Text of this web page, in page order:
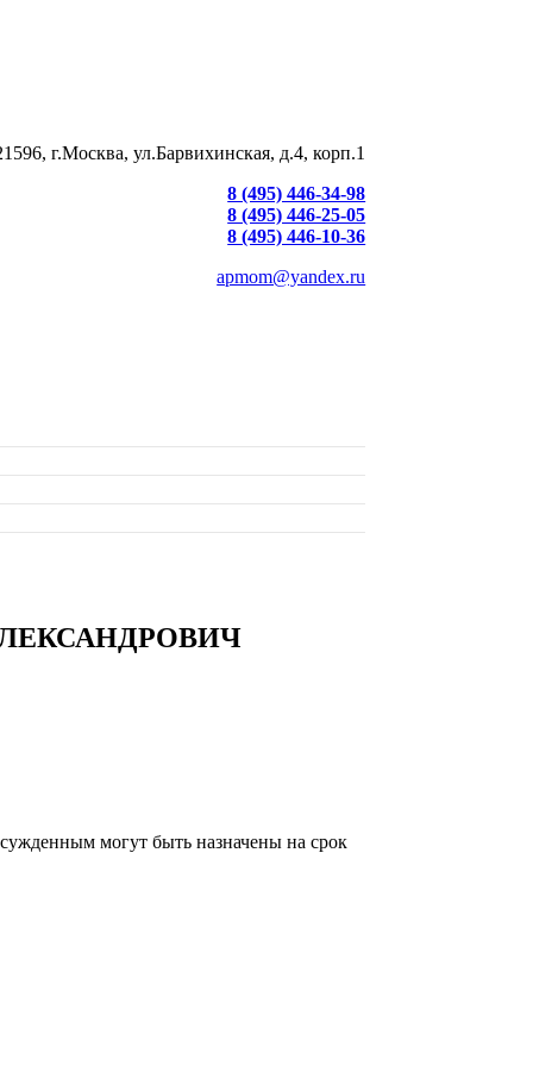
г.Москва, ул.Барвихинская, д.4, корп.1
8 (495) 446-34-98
8 (495) 446-25-05
8 (495) 446-10-36
apmom@yandex.ru
могут быть назначены на срок